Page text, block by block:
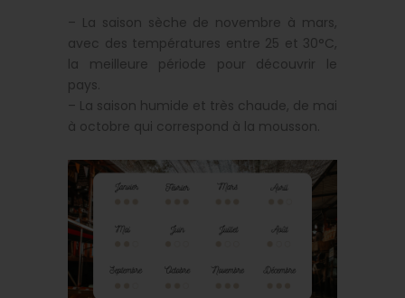
– La saison sèche de novembre à mars,
avec des températures entre 25 et 30°C,
la meilleure période pour découvrir le
pays.
– La saison humide et très chaude, de mai
à octobre qui correspond à la mousson.